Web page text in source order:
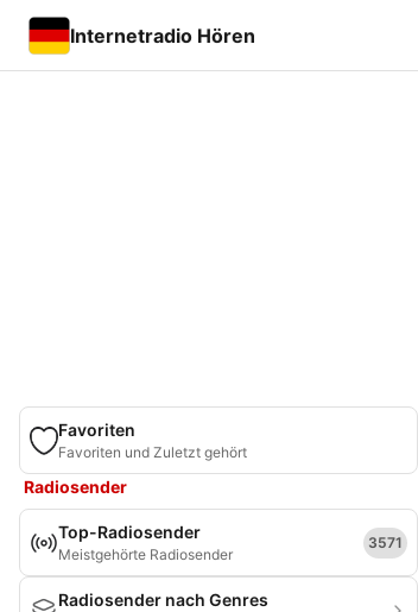
Internetradio Hören
Favoriten
Favoriten und Zuletzt gehört
Radiosender
Top-Radiosender
Meistgehörte Radiosender
3571
Radiosender nach Genres